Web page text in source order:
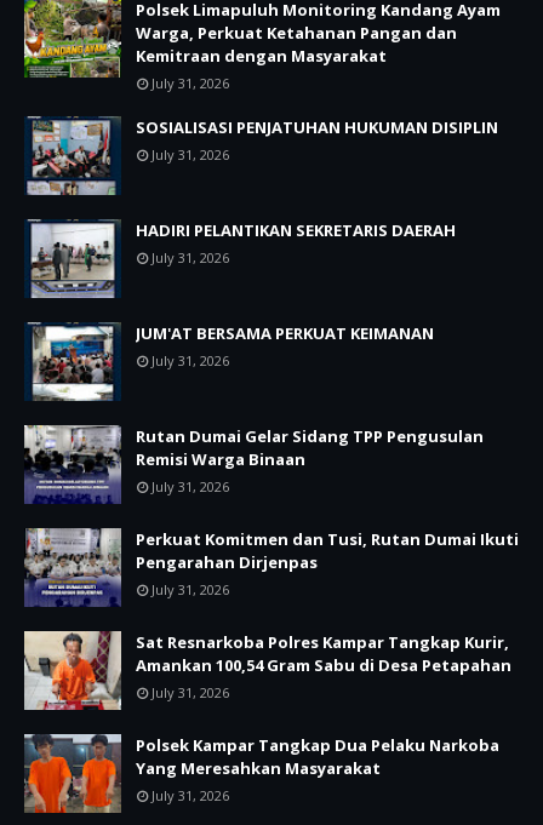
Polsek Limapuluh Monitoring Kandang Ayam
Warga, Perkuat Ketahanan Pangan dan
Kemitraan dengan Masyarakat
July 31, 2026
SOSIALISASI PENJATUHAN HUKUMAN DISIPLIN
July 31, 2026
HADIRI PELANTIKAN SEKRETARIS DAERAH
July 31, 2026
JUM'AT BERSAMA PERKUAT KEIMANAN
July 31, 2026
Rutan Dumai Gelar Sidang TPP Pengusulan
Remisi Warga Binaan
July 31, 2026
Perkuat Komitmen dan Tusi, Rutan Dumai Ikuti
Pengarahan Dirjenpas
July 31, 2026
Sat Resnarkoba Polres Kampar Tangkap Kurir,
Amankan 100,54 Gram Sabu di Desa Petapahan
July 31, 2026
Polsek Kampar Tangkap Dua Pelaku Narkoba
Yang Meresahkan Masyarakat
July 31, 2026